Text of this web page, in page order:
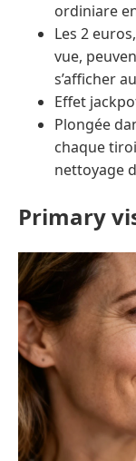
ordiniare
Les 2
vue,
s’afficher
Effet
Plongée
chaque
nettoyage
Primary